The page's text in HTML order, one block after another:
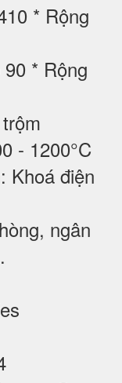
* Rộng
* Rộng
- 1200°C
Khoá điện
ngân